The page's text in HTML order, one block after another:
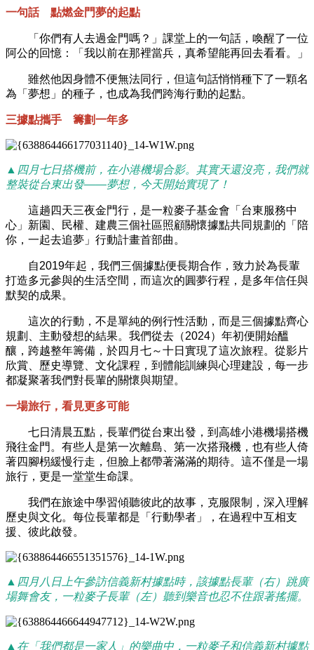
一句話 點燃金門夢的起點
「你們有人去過金門嗎？」課堂上的一句話，喚醒了一位
阿公的回憶：「我以前在那裡當兵，真希望能再回去看看。」
雖然他因身體不便無法同行，但這句話悄悄種下了一顆名
為「夢想」的種子，也成為我們跨海行動的起點。
三據點攜手 籌劃一年多
▲四月七日搭機前，在小港機場合影。其實天還沒亮，我們就
整裝從台東出發——夢想，今天開始實現了！
這趟四天三夜金門行，是一粒麥子基金會「台東服務中
心」新園、民權、建農三個社區照顧關懷據點共同規劃的「陪
你，一起去追夢」行動計畫首部曲。
自2019年起，我們三個據點便長期合作，致力於為長輩
打造多元參與的生活空間，而這次的圓夢行程，是多年信任與
默契的成果。
這次的行動，不是單純的例行性活動，而是三個據點齊心
規劃、主動發想的結果。我們從去（2024）年初便開始醞
釀，跨越整年籌備，於四月七～十日實現了這次旅程。從影片
欣賞、歷史導覽、文化課程，到體能訓練與心理建設，每一步
都凝聚著我們對長輩的關懷與期望。
一場旅行，看見更多可能
七日清晨五點，長輩們從台東出發，到高雄小港機場搭機
飛往金門。有些人是第一次離島、第一次搭飛機，也有些人倚
著四腳枴緩慢行走，但臉上都帶著滿滿的期待。這不僅是一場
旅行，更是一堂堂生命課。
我們在旅途中學習傾聽彼此的故事，克服限制，深入理解
歷史與文化。每位長輩都是「行動學者」，在過程中互相支
援、彼此啟發。
▲四月八日上午參訪信義新村據點時，該據點長輩（右）跳廣
場舞會友，一粒麥子長輩（左）聽到樂音也忍不住跟著搖擺。
▲在「我們都是一家人」的樂曲中，一粒麥子和信義新村據點